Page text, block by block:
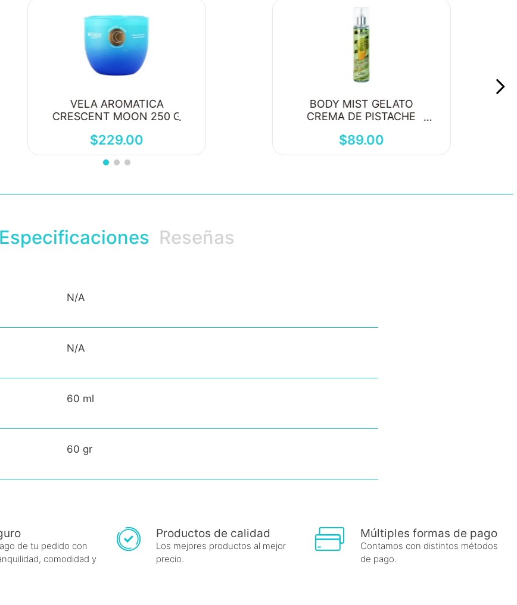
VELA AROMATICA
CRESCENT MOON 250 G
$229.00
BODY MIST GELATO
CREMA DE PISTACHE
$89.00
Especificaciones Reseñas
N/A
N/A
60 ml
60 gr
de tu pedido con
comodidad y
Productos de calidad
Los mejores productos al mejor
precio.
Múltiples formas de pago
Contamos con distintos métodos
de pago.